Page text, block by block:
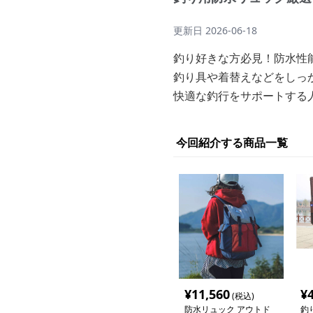
更新日 2026-06-18
釣り好きな方必見！防水
釣り具や着替えなどをし
快適な釣行をサポートす
今回紹介する商品一覧
¥11,560(税込)
防水リュック アウトド
¥
釣